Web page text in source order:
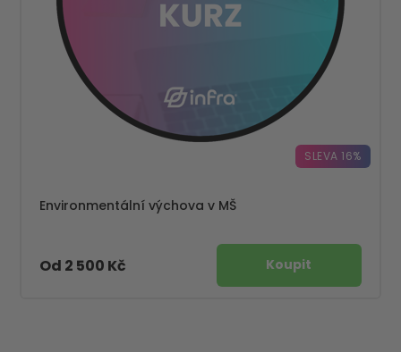
SLEVA 16%
Environmentální výchova v MŠ
Od 2 500 Kč